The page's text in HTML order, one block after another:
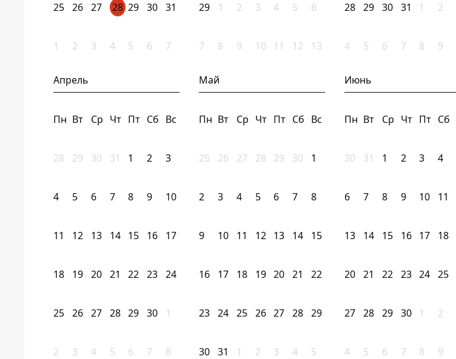
25 26 27 28 29 30 31
1 2 3 4 5 6 7
29 1 2 3 4 5 6
7 8 9 10 11 12 13
28 29 30 31 1 2
4 5 6 7 8 9
Апрель
Пн Вт Ср Чт Пт Сб Вс
28 29 30 31 1 2 3
4 5 6 7 8 9 10
11 12 13 14 15 16 17
18 19 20 21 22 23 24
25 26 27 28 29 30 1
2 3 4 5 6 7 8
Май
Пн Вт Ср Чт Пт Сб Вс
25 26 27 28 29 30 1
2 3 4 5 6 7 8
9 10 11 12 13 14 15
16 17 18 19 20 21 22
23 24 25 26 27 28 29
30 31 1 2 3 4 5
Июнь
Пн Вт Ср Чт Пт Сб
30 31 1 2 3 4
6 7 8 9 10 11
13 14 15 16 17 18
20 21 22 23 24 25
27 28 29 30 1 2
4 5 6 7 8 9